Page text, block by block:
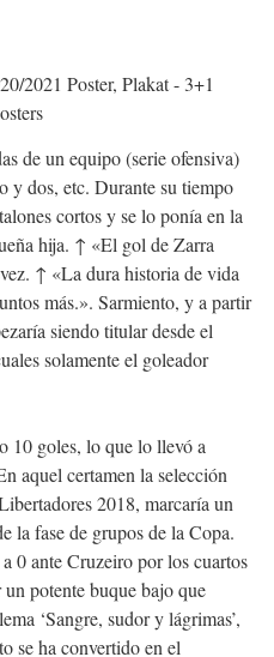
de un equipo (serie ofensiva)
y dos, etc. Durante su tiempo
cortos y se lo ponía en la
hija. ↑ «El gol de Zarra
↑ «La dura historia de vida
más.». Sarmiento, y a partir
siendo titular desde el
solamente el goleador
10 goles, lo que lo llevó a
aquel certamen la selección
2018, marcaría un
la fase de grupos de la Copa.
0 ante Cruzeiro por los cuartos
potente buque bajo que
‘Sangre, sudor y lágrimas’,
se ha convertido en el